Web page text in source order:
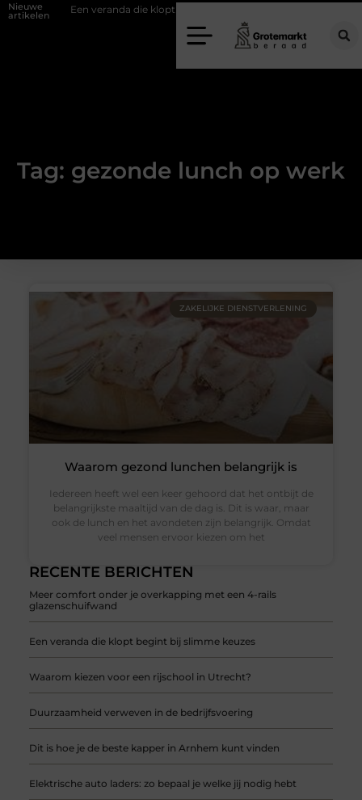
Nieuwe
artikelen Een veranda die klopt begint bij slimme keuzes
Tag: gezonde lunch op werk
RECENTE BERICHTEN
Meer comfort onder je overkapping met een 4-rails
glazenschuifwand
Een veranda die klopt begint bij slimme keuzes
Waarom kiezen voor een rijschool in Utrecht?
Duurzaamheid verweven in de bedrijfsvoering
Dit is hoe je de beste kapper in Arnhem kunt vinden
Elektrische auto laders: zo bepaal je welke jij nodig hebt
ZAKELIJKE DIENSTVERLENING
Waarom gezond lunchen belangrijk is
Iedereen heeft wel een keer gehoord dat het ontbijt de
belangrijkste maaltijd van de dag is. Dit is waar, maar
ook de lunch en het avondeten zijn belangrijk. Omdat
veel mensen ervoor kiezen om het